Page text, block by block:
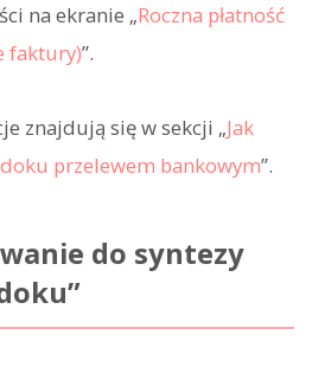
na ekranie „Roczna płatność
faktury)”.
znajdują się w sekcji „Jak
przelewem bankowym”.
do syntezy